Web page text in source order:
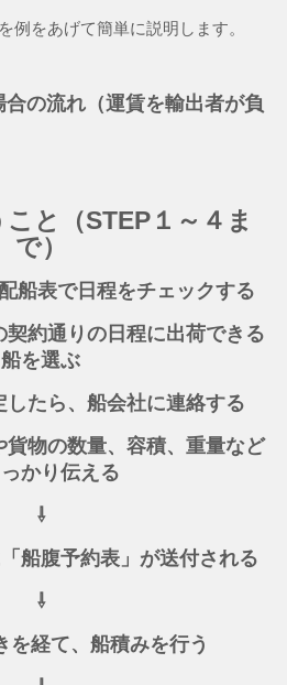
例をあげて簡単に説明します。
合の流れ（運賃を輸出者が負
と（STEP１～４ま
で）
船表で日程をチェックする
約通りの日程に出荷できる
船を選ぶ
たら、船会社に連絡する
物の数量、容積、重量など
かり伝える
⇩
船腹予約表」が送付される
⇩
を経て、船積みを行う